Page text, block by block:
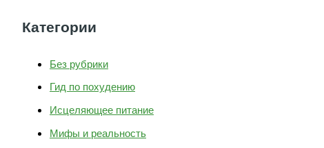
Категории
Без рубрики
Гид по похудению
Исцеляющее питание
Мифы и реальность